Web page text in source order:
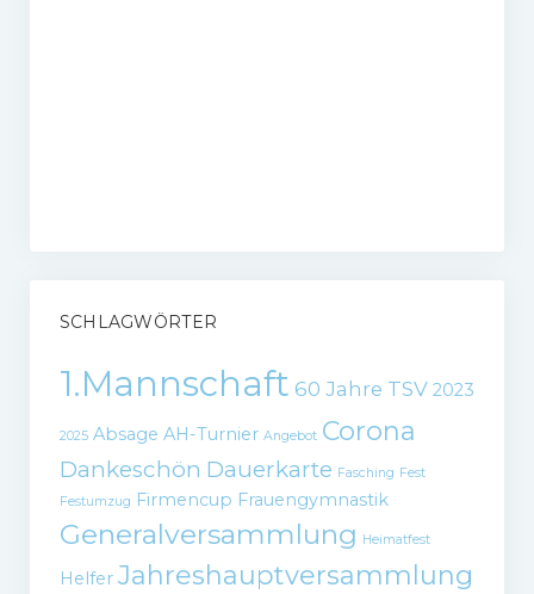
SCHLAGWÖRTER
1.Mannschaft 60 Jahre TSV 2023
2025 Absage AH-Turnier Angebot Corona
Dankeschön Dauerkarte Fasching Fest
Festumzug
Firmencup Frauengymnastik
Generalversammlung Heimatfest
Helfer Jahreshauptversammlung